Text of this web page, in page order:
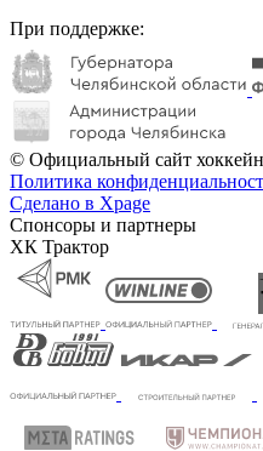
При поддержке:
© Официальный сайт
Политика
Сделано в Xpage
Спонсоры и партнеры
ХК Трактор